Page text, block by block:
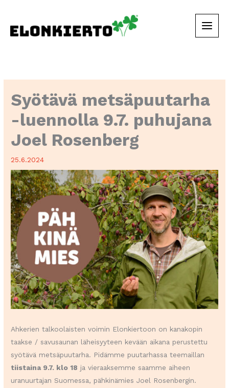
Syötävä metsäpuutarha
-luennolla 9.7. puhujana
Joel Rosenberg
25.6.2024
Ahkerien talkoolaisten voimin Elonkiertoon on kanakopin
taakse / savusaunan läheisyyteen kevään aikana perustettu
syötävä metsäpuutarha. Pidämme puutarhassa teemaillan
tiistaina 9.7. klo 18 ja vieraaksemme saamme aiheen
uranuurtajan Suomessa, pähkinämies Joel Rosenbergin.